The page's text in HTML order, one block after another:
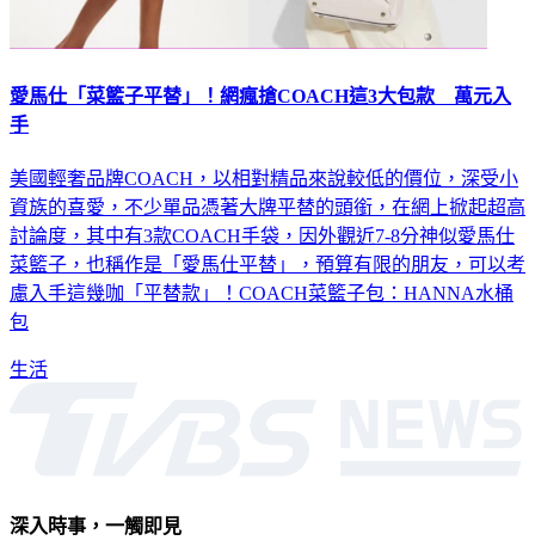
愛馬仕「菜籃子平替」！網瘋搶COACH這3大包款 萬元入
手
美國輕奢品牌COACH，以相對精品來說較低的價位，深受小
資族的喜愛，不少單品憑著大牌平替的頭銜，在網上掀起超高
討論度，其中有3款COACH手袋，因外觀近7-8分神似愛馬仕
菜籃子，也稱作是「愛馬仕平替」，預算有限的朋友，可以考
慮入手這幾咖「平替款」！COACH菜籃子包：HANNA水桶
包
生活
深入時事，一觸即見